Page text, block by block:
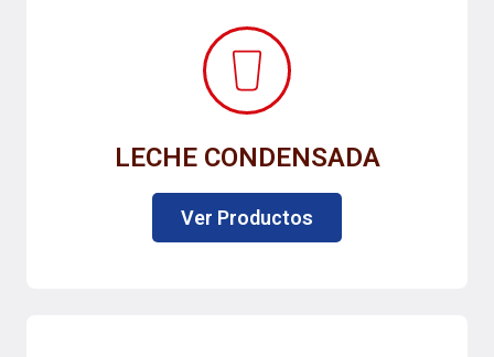
LECHE CONDENSADA
Ver Productos